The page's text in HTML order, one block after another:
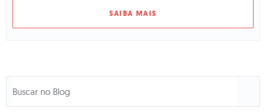
SAIBA MAIS